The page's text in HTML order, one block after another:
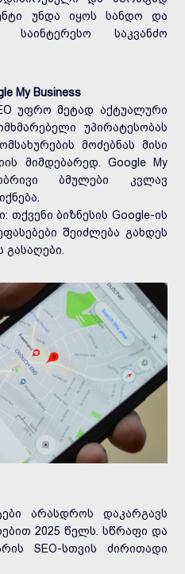
უნდა იყოს სანდო და
საინტერესო საკვანძო
My Business
უფრო მეტად აქტუალური
უპირატესობას
მოძებნას მისი
მიმდებარედ. Google My
ბმულები კვლავ
თქვენი ბიზნესის Google-ის
შეიძლება გახდეს
გასაღები.
არასდროს დაკარგავს
2025 წელს. სწრაფი და
SEO-სთვის ძირითადი